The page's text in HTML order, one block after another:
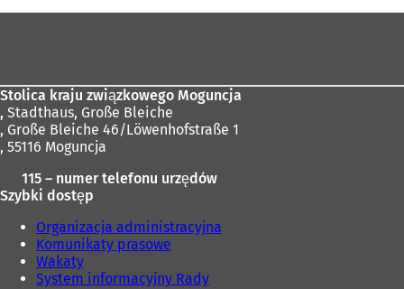
Stolica kraju związkowego Moguncja
, Stadthaus, Große Bleiche
, Große Bleiche 46/Löwenhofstraße 1
, 55116 Moguncja
115 – numer telefonu urzędów
Szybki dostęp
Organizacja administracyjna
Komunikaty prasowe
Wakaty
System informacyjny Rady